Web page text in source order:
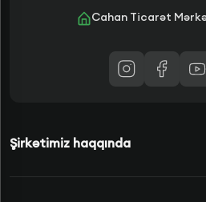
Şirkətimiz haqqında
Cahan Ticarət